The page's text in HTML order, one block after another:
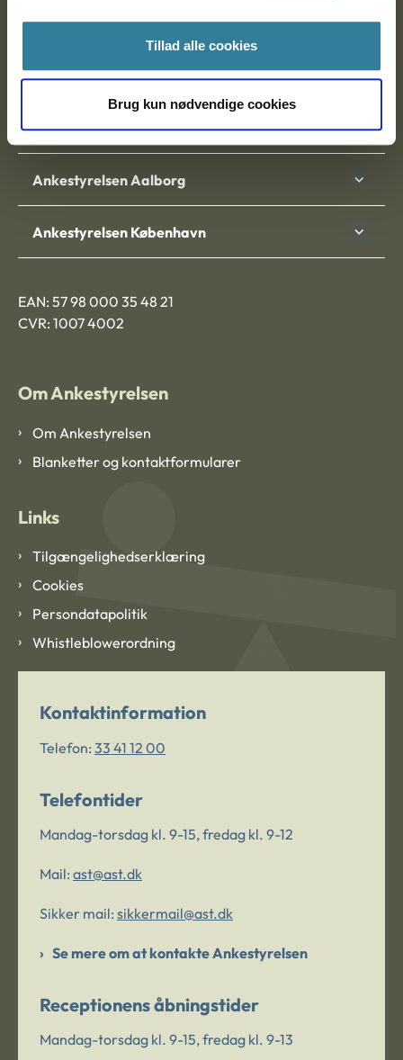
Tillad alle cookies
Brug kun nødvendige cookies
9000 Aalborg
Ankestyrelsen Aalborg
Ankestyrelsen København
EAN: 57 98 000 35 48 21
CVR: 1007 4002
Om Ankestyrelsen
Om Ankestyrelsen
Blanketter og kontaktformularer
Links
Tilgængelighedserklæring
Cookies
Persondatapolitik
Whistleblowerordning
Kontaktinformation
Telefon: 33 41 12 00
Telefontider
Mandag-torsdag kl. 9-15, fredag kl. 9-12
Mail: ast@ast.dk
Sikker mail: sikkermail@ast.dk
Se mere om at kontakte Ankestyrelsen
Receptionens åbningstider
Mandag-torsdag kl. 9-15, fredag kl. 9-13